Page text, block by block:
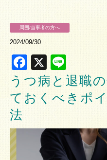
周囲/当事者の方へ
2024/09/30
Facebook
X
うつ病と退職
ておくべきポ
法